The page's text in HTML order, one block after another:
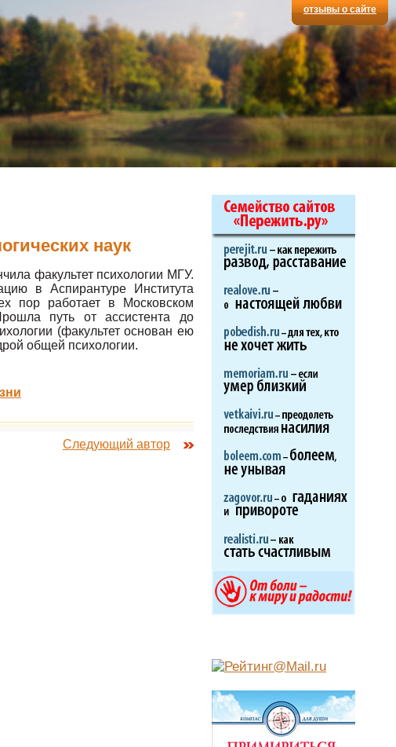
отзывы о сайте
наук
факультет психологии МГУ.
в Аспирантуре Института
пор работает в Московском
путь от ассистента до
(факультет основан ею
общей психологии.
Следующий автор